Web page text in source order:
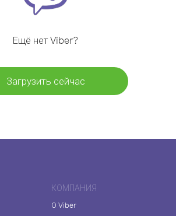
Ещё нет Viber?
Загрузить сейчас
КОМПАНИЯ
О Viber